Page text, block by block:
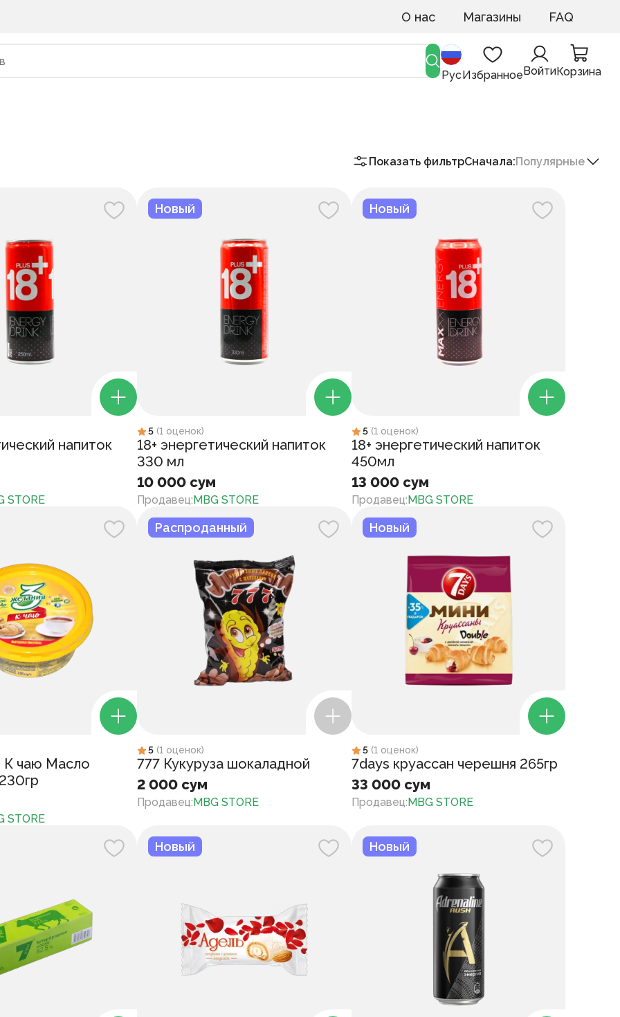
О нас Магазины FAQ
РусИзбранноеВойтиКорзина
Показать фильтрСначала:Популярные
напиток
STORE
Новый
5 (1 оценок)
18+ энергетический напиток
330 мл
10 000 сум
Продавец:MBG STORE
Новый
5 (1 оценок)
18+ энергетический напиток
450мл
13 000 сум
Продавец:MBG STORE
К чаю Масло
STORE
Распроданный
5 (1 оценок)
777 Кукуруза шокаладной
2 000 сум
Продавец:MBG STORE
Новый
5 (1 оценок)
7days круассан черешня 265гр
33 000 сум
Продавец:MBG STORE
Новый Новый